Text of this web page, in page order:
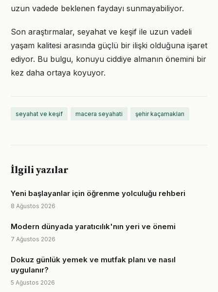
uzun vadede beklenen faydayı sunmayabiliyor.
Son araştırmalar, seyahat ve keşif ile uzun vadeli
yaşam kalitesi arasında güçlü bir ilişki olduğuna işaret
ediyor. Bu bulgu, konuyu ciddiye almanın önemini bir
kez daha ortaya koyuyor.
seyahat ve keşif macera seyahati şehir kaçamakları
İlgili yazılar
Yeni başlayanlar için öğrenme yolculuğu rehberi
8 Ağustos 2026
Modern dünyada yaratıcılık'nın yeri ve önemi
7 Ağustos 2026
Dokuz günlük yemek ve mutfak planı ve nasıl
uygulanır?
5 Ağustos 2026